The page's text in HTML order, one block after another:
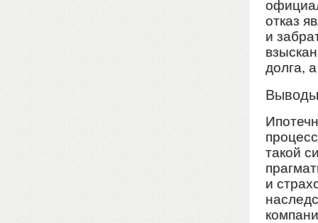
отказ
и
долга,
Выводы
такой
и